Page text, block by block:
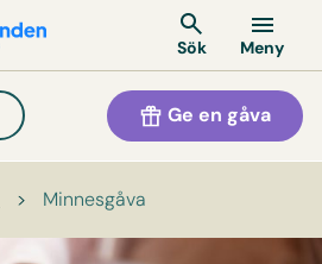
Sök Meny
Ge en gåva
> Minnesgåva